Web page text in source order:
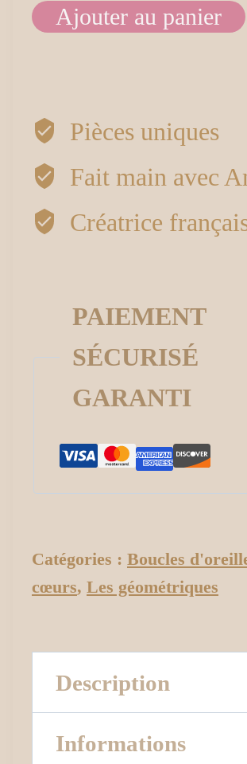
quantité
d’oreilles
rectangles
textures
Ajouter au panier
Pièces uniques
Fait main avec
Créatrice
PAIEMENT
SÉCURISÉ
GARANTI
Catégories : Boucles
cœurs, Les géométriques
Description
Informations